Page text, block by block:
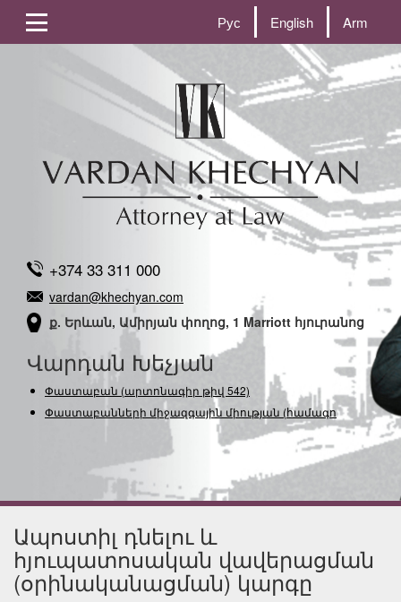
Рус English Arm
+374 33 311 000
vardan@khechyan.com
ք. Երևան, Ամիրյան փողոց, 1 Marriott հյուրանոց
Վարդան Խեչյան
Փաստաբան (արտոնագիր թիվ 542)
Փաստաբանների միջազգային միության
Ապոստիլ դնելու և
հյուպատոսական վավերացման
(օրինականացման) կարգը